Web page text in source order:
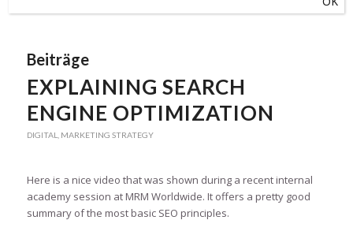
Beiträge
EXPLAINING SEARCH
ENGINE OPTIMIZATION
DIGITAL MARKETING STRATEGY
Here is a nice video that was shown during a recent internal
academy session at MRM Worldwide. It offers a pretty good
summary of the most basic SEO principles.